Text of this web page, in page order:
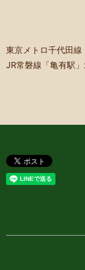
東京メトロ千代田
JR常磐線「亀有駅